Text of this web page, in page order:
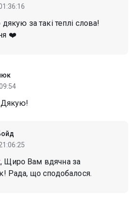
за такі теплі слова!
❤️
Дякую!
, Щиро Вам вдячна за
Рада, що сподобалося.